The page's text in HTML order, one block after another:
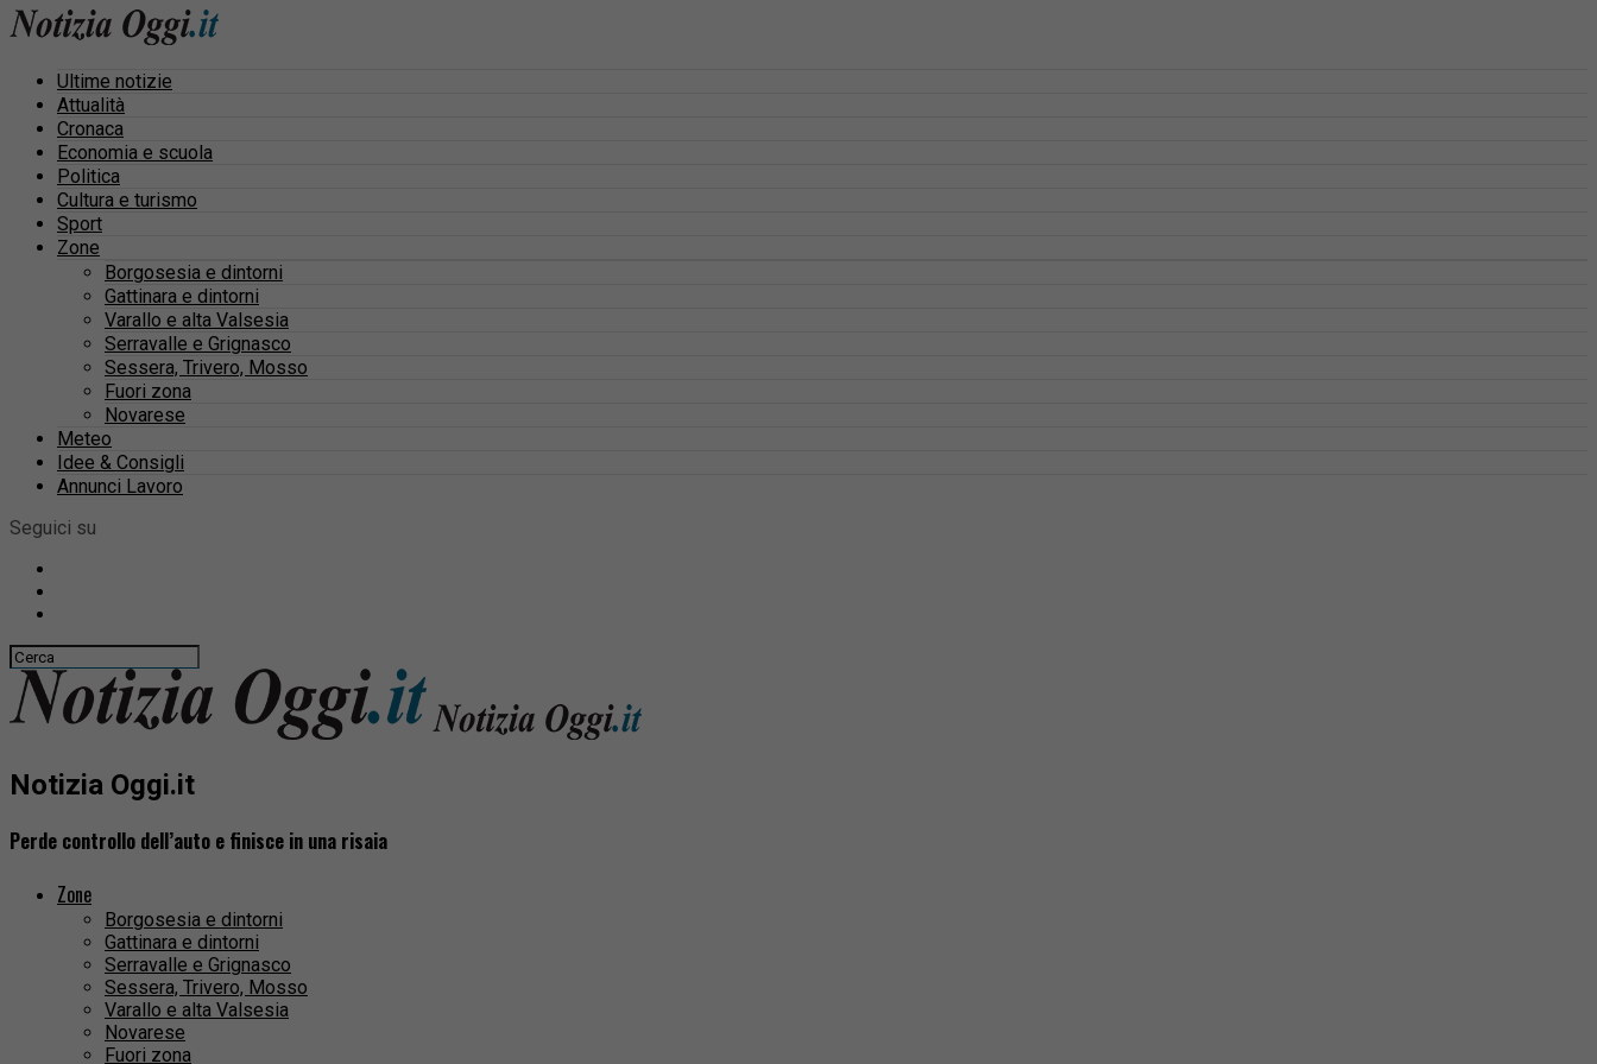
Ultime notizie
Attualità
Cronaca
Economia e scuola
Politica
Cultura e turismo
Sport
Zone
Borgosesia e dintorni
Gattinara e dintorni
Varallo e alta Valsesia
Serravalle e Grignasco
Sessera, Trivero, Mosso
Fuori zona
Novarese
Meteo
Idee & Consigli
Annunci Lavoro
Seguici su
Notizia Oggi.it
Perde controllo dell’auto e finisce in una risaia
Zone
Borgosesia e dintorni
Gattinara e dintorni
Serravalle e Grignasco
Sessera, Trivero, Mosso
Varallo e alta Valsesia
Novarese
Fuori zona